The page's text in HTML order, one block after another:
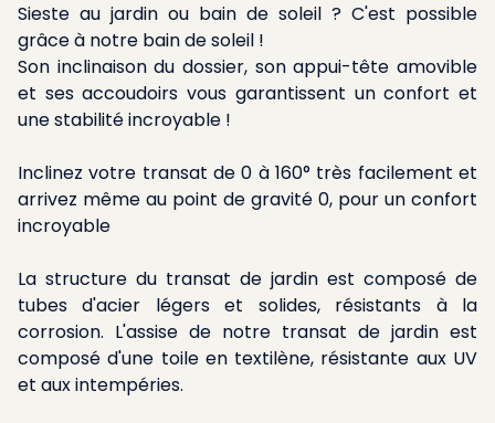
Sieste au jardin ou bain de soleil ? C'est possible
grâce à notre bain de soleil !
Son inclinaison du dossier, son appui-tête amovible
et ses accoudoirs vous garantissent un confort et
une stabilité incroyable !
Inclinez votre transat de 0 à 160° très facilement et
arrivez même au point de gravité 0, pour un confort
incroyable
La structure du transat de jardin est composé de
tubes d'acier légers et solides, résistants à la
corrosion. L'assise de notre transat de jardin est
composé d'une toile en textilène, résistante aux UV
et aux intempéries.